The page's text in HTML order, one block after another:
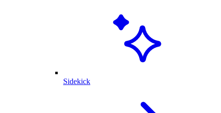
Sidekick